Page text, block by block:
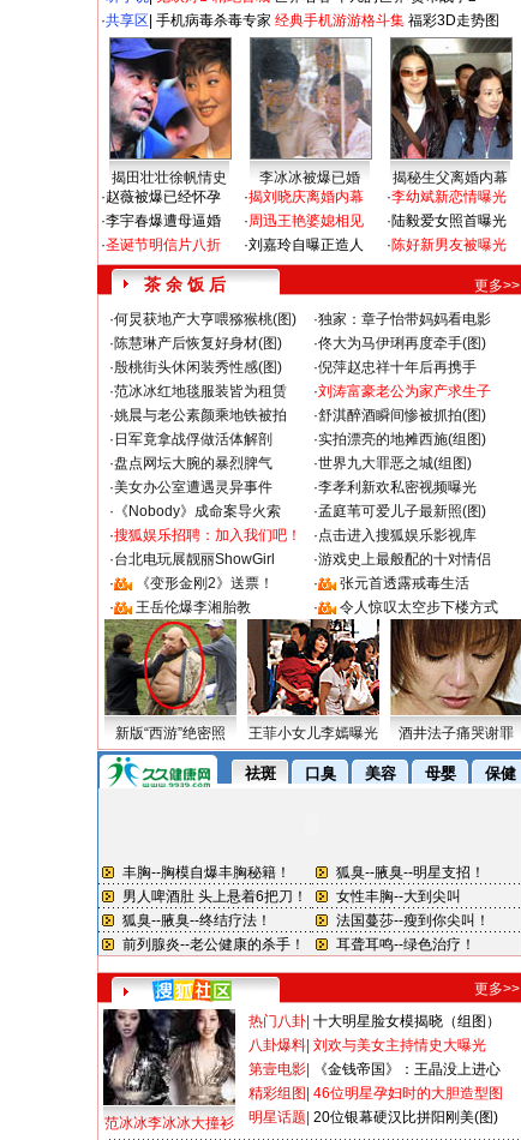
·共享区 手机病毒杀毒专家 经典手机游游格斗集 福彩3D走势图
揭田壮壮徐帆情史 李冰冰被爆已婚
揭秘生父离婚内幕
·赵薇被爆已经怀孕
·李宇春爆遭母逼婚
·圣诞节明信片八折
·揭刘晓庆离婚内幕
·周迅王艳婆媳相见
·刘嘉玲自曝正造人
·李幼斌新恋情曝光
·陆毅爱女照首曝光
·陈好新男友被曝光
茶 余 饭 后
更多>>
·何炅获地产大亨喂猕猴桃(图) ·独家：章子怡带妈妈看电影
·陈慧琳产后恢复好身材(图) ·佟大为马伊琍再度牵手(图)
·殷桃街头休闲装秀性感(图) ·倪萍赵忠祥十年后再携手
·范冰冰红地毯服装皆为租赁 ·刘涛富豪老公为家产求生子
·姚晨与老公素颜乘地铁被拍 ·舒淇醉酒瞬间惨被抓拍(图)
· 日军竟拿战俘做活体解剖 ·实拍漂亮的地摊西施(组图)
·盘点网坛大腕的暴烈脾气 ·世界九大罪恶之城(组图)
·美女办公室遭遇灵异事件 ·李孝利新欢私密视频曝光
· 《Nobody》成命案导火索 ·孟庭苇可爱儿子最新照(图)
·搜狐娱乐招聘：加入我们吧！ ·点击进入搜狐娱乐影视库
·台北电玩展靓丽ShowGirl ·游戏史上最般配的十对情侣
·
《变形金刚2》送票！ ·
张元首透露戒毒生活
·
王岳伦爆李湘胎教 · 令人惊叹太空步下楼方式
新版“西游”绝密照 王菲小女儿李嫣曝光 酒井法子痛哭谢罪
更多>>
范冰冰李冰冰大撞衫
热门八卦 十大明星脸女模揭晓（组图）
八卦爆料 刘欢与美女主持情史大曝光
第壹电影
《金钱帝国》：王晶没上进心
精彩组图 46位明星孕妇时的大胆造型图
明星话题 20位银幕硬汉比拼阳刚美(图)